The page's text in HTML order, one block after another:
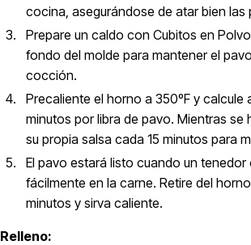
cocina, asegurándose de atar bien las
Prepare un caldo con Cubitos en
fondo del molde para mantener el
cocción.
Precaliente el horno a 350ºF y calcule
minutos por libra de pavo. Mientras
su propia salsa cada 15 minutos para
El pavo estará listo cuando un
fácilmente en la carne. Retire del
minutos y sirva caliente.
Relleno: